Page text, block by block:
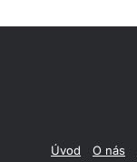
Úvod O nás